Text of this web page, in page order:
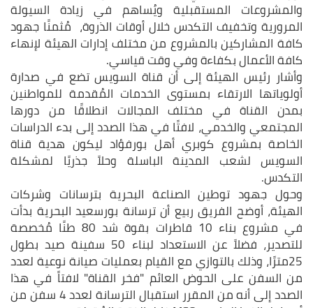
والمشروعات المستقبلية ويُساهم في زيادة السيولة
المرورية وتخفيف التكدس خلال أوقات الذروة، مُثمنًا جهود
كافة المشاركين بالمشروع من مختلف إدارات الهيئة لإنهاء
كافة الأعمال بكفاءة وفي وقت قياسي.
وأشار رئيس الهيئة إلى أن قناة السويس تضع في صدارة
أولوياتها الارتقاء بمستوى الخدمات المُقدمة للمواطنين
بمدن القناة في مختلف المجالات انطلاقًا من دورها
المجتمعي والخدمي، لافتًا في هذا الصدد إلى بدء الدراسات
الخاصة بمشروع كوبري أهل بورفؤاد ليكون هدية قناة
السويس لشعب المدينة الباسلة وحلاً جذريًا لمشكلة
التكدس.
وحول جهود توطين الصناعة البحرية بترسانات وشركات
الهيئة، أوضح الفريق ربيع أن ترسانة بورسعيد البحرية بدأت
في مشروع بناء 10 قاطرات بقوة شد 80 طنًا مُخصصة
للتصدير، فضلاً عن الاستعداد لبناء 50 سفينة صيد بطول
25مترًا، وذلك بالتوازي مع القيام بعمليات صيانة نوعية لعدد
من السفن على الحوض العائم "فخر القناة" لافتاً في هذا
الصدد إلى أنه من المقرر استقبال الترسانة لعدد 4 سفن من